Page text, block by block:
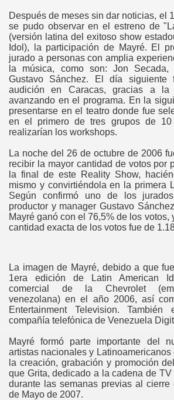
Después de meses sin dar noticias, el
se pudo observar en el estreno de
(versión latina del exitoso show
Idol), la participación de Mayré. El
jurado a personas con amplia
la música, como son: Jon
Gustavo Sánchez. El día siguiente
audición en Caracas, gracias a la
avanzando en el programa. En la
presentarse en el teatro donde fue
en el primero de tres grupos de 10
realizarían los workshops.
La noche del 26 de octubre de 2006
recibir la mayor cantidad de votos por
la final de este Reality Show,
mismo y convirtiéndola en la primera
Según confirmó uno de los
productor y manager Gustavo
Mayré ganó con el 76,5% de los votos,
cantidad exacta de los votos fue de
La imagen de Mayré, debido a que
1era edición de Latin American
comercial de la Chevrolet
venezolana) en el año 2006, así
Entertainment Television.
compañía telefónica de Venezuela
Mayré formó parte importante del
artistas nacionales y Latinoamericanos
la creación, grabación y promoción
que Grita, dedicado a la cadena de
durante las semanas previas al
de Mayo de 2007.